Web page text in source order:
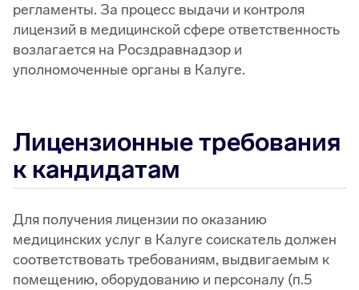
регламенты. За процесс выдачи и контроля
лицензий в медицинской сфере ответственность
возлагается на Росздравнадзор и
уполномоченные органы в Калуге.
Лицензионные требования
к кандидатам
Для получения лицензии по оказанию
медицинских услуг в Калуге соискатель должен
соответствовать требованиям, выдвигаемым к
помещению, оборудованию и персоналу (п.5